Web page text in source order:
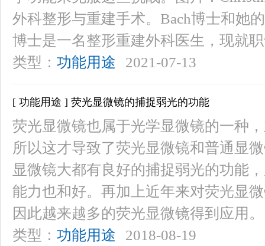
外科整形与重建手术。Bach博士和她
博士是一名整形重建外科医生，现就
类型： 功能用途 2021-07-13
[ 功能用途 ] 荧光显微镜的捕捉弱光的功能
荧光显微镜也属于光学显微镜的一种
所以这才导致了荧光显微镜和普通显
显微镜大都有良好的捕捉弱光的功能
能力也和好。再加上近年来对荧光显
因此越来越多的荧光显微镜得到应用。
类型： 功能用途 2018-08-19